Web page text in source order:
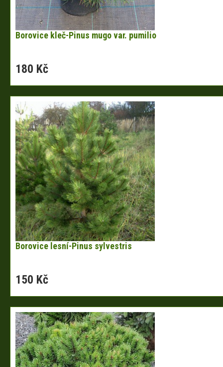
Borovice kleč-Pinus mugo var. pumilio
180 Kč
Borovice lesní-Pinus sylvestris
150 Kč